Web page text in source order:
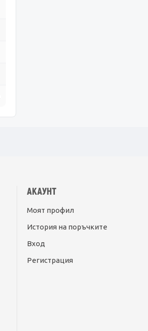
АКАУНТ
Моят профил
История на поръчките
Вход
Регистрация